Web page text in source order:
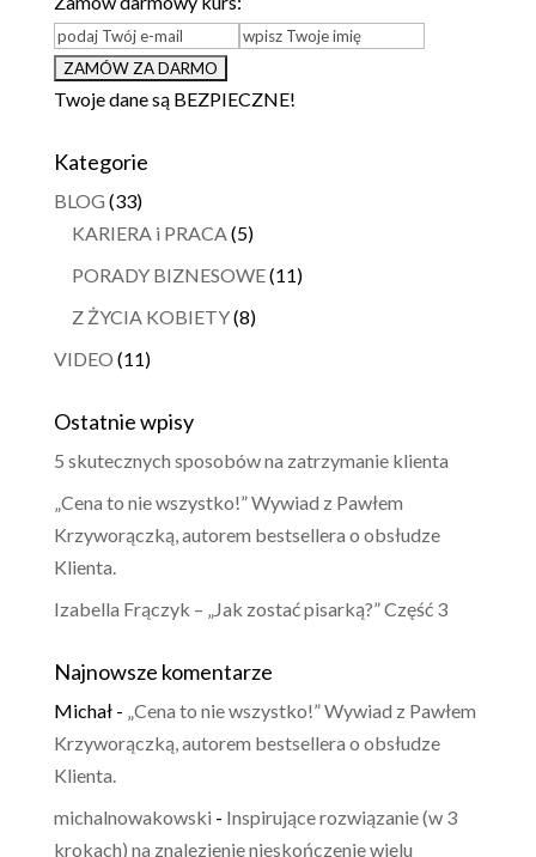
Twoje dane są BEZPIECZNE!
Kategorie
BLOG (33)
KARIERA i PRACA(5)
PORADY BIZNESOWE(11)
Z ŻYCIA KOBIETY(8)
VIDEO (11)
Ostatnie wpisy
5 skutecznych sposobów na zatrzymanie klienta
„Cena to nie wszystko!” Wywiad z Pawłem
Krzyworączką, autorem bestsellera o obsłudze
Klienta.
Izabella Frączyk – „Jak zostać pisarką?” Część 3
Najnowsze komentarze
Michał- „Cena to nie wszystko!” Wywiad z Pawłem
Krzyworączką, autorem bestsellera o obsłudze
Klienta.
michalnowakowski - Inspirujące rozwiązanie (w 3
krokach) na znalezienie nieskończenie wielu